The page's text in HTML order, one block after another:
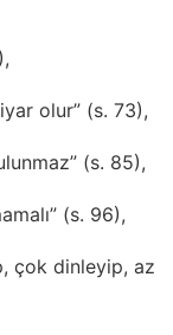
olur” (s. 73),
(s. 85),
(s. 96),
çok dinleyip, az